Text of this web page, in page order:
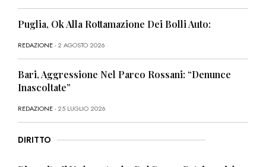
Puglia, Ok Alla Rottamazione Dei Bolli Auto:
REDAZIONE- 2 AGOSTO 2026
Bari, Aggressione Nel Parco Rossani: “Denunce
Inascoltate”
REDAZIONE- 25 LUGLIO 2026
DIRITTO